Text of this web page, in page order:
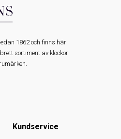
1862 och finns här
sortiment av klockor
Kundservice